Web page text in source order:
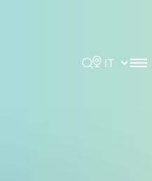
Rechercher
Choisir la